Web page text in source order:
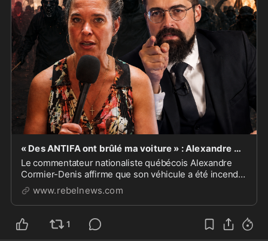
« Des ANTIFA ont brûlé ma voiture » : Alexandre Cormier-Denis pris pour cible à Québec
Le commentateur nationaliste québécois Alexandre
Cormier-Denis affirme que son véhicule a été incendié
lors d’un événement organisé à Québec pour la Saint-
Jean-Baptiste, quelques semaines après que des
militants masqués eurent encerclé son studio et ...
www.rebelnews.com
1